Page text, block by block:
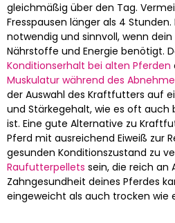
gleichmäßig über den Tag.
Fresspausen länger als 4
notwendig und sinnvoll, wenn
Nährstoffe und Energie benötigt.
Konditionserhalt bei alten Pferden
Muskulatur während des
der Auswahl des Kraftfutters auf
und Stärkegehalt, wie es oft auch
ist. Eine gute Alternative zu
Pferd mit ausreichend Eiweiß zur
gesunden Konditionszustand zu
Raufutterpellets sein, die reich an
Zahngesundheit deines Pferdes
eingeweicht als auch trocken